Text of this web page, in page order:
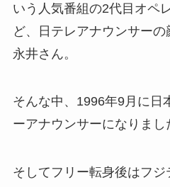
いう人気番組の2代目オペ
ど、日テレアナウンサー
永井さん。
そんな中、1996年9月に日
ーアナウンサーになりまし
そしてフリー転身後はフ